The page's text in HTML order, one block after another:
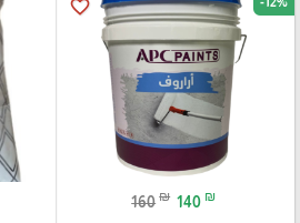
favorite_border
160 ₪ 140 ₪